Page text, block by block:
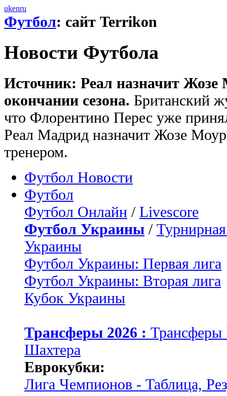
ukenru
Футбол: сайт Terrikon
Новости Футбола
Источник: Реал назначит Жозе
окончании сезона. Британский
что Флорентино Перес уже
Реал Мадрид назначит Жозе
тренером.
Футбол Новости
Футбол
Футбол Онлайн / Livescore
Футбол Украины /
Украины
Футбол Украины: Первая лига
Футбол Украины: Вторая лига
Кубок Украины
Трансферы 2026 :
Шахтера
Еврокубки:
Лига Чемпионов - Таблица,